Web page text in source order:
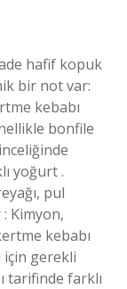
hafif kopuk
bir not var:
kebabı
bonfile
yoğurt .
pul
Kimyon,
kebabı
için gerekli
tarifinde farklı